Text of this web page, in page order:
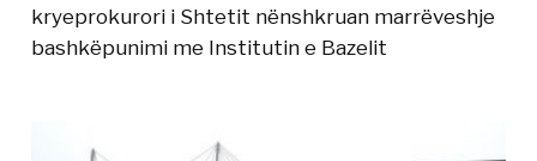
kryeprokurori i Shtetit nënshkruan marrëveshje
bashkëpunimi me Institutin e Bazelit